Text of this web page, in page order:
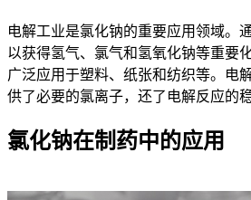
电解工业是氯化钠的重要应用领域。
以获得氢气、氯气和氢氧化钠等重要
广泛应用于塑料、纸张和纺织等。电
供了必要的氯离子，还了电解反应的稳
氯化钠在制药中的应用